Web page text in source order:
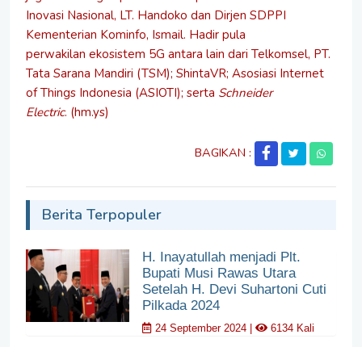
Inovasi Nasional, LT. Handoko dan Dirjen SDPPI
Kementerian Kominfo, Ismail. Hadir pula
perwakilan ekosistem 5G antara lain dari Telkomsel, PT.
Tata Sarana Mandiri (TSM); ShintaVR; Asosiasi Internet
of Things Indonesia (ASIOTI); serta Schneider
Electric. (hm.ys)
BAGIKAN :
Berita Terpopuler
H. Inayatullah menjadi Plt.
Bupati Musi Rawas Utara
Setelah H. Devi Suhartoni Cuti
Pilkada 2024
24 September 2024 | 6134 Kali